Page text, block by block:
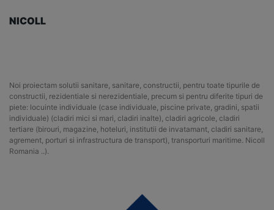
NICOLL
Noi proiectam solutii sanitare, sanitare, constructii, pentru toate tipurile de
constructii, rezidentiale si nerezidentiale, precum si pentru diferite tipuri de
piete: locuinte individuale (case individuale, piscine private, gradini, spatii
individuale) (cladiri mici si mari, cladiri inalte), cladiri agricole, cladiri
tertiare (birouri, magazine, hoteluri, institutii de invatamant, cladiri sanitare,
agrement, porturi si infrastructura de transport), transporturi maritime. Nicoll
Romania ..).